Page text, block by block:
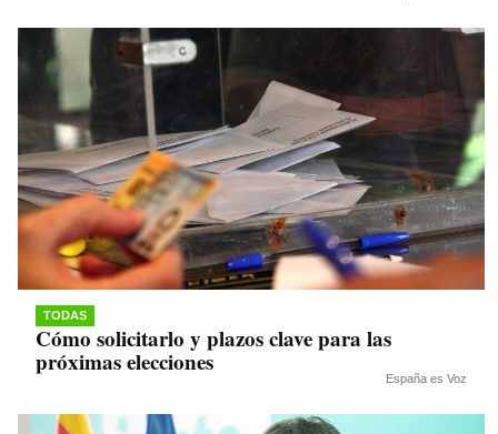
TODAS
Cómo solicitarlo y plazos clave para las
próximas elecciones
España es Voz